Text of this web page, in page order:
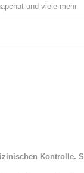
und viele mehr